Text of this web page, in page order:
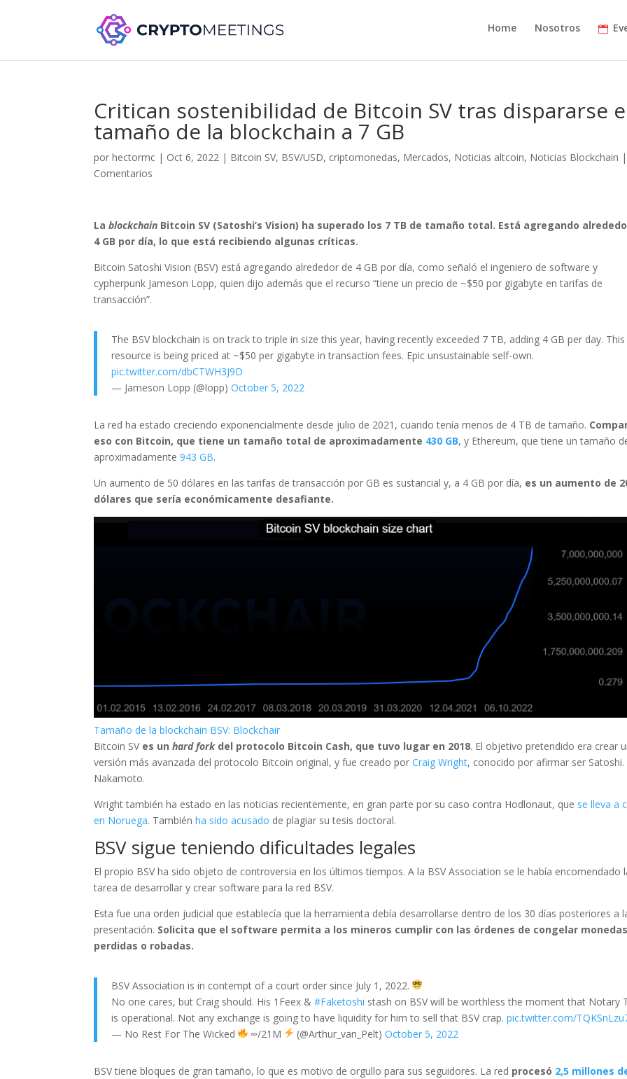
Home Nosotros
Critican sostenibilidad de Bitcoin SV tras dispararse
tamaño de la blockchain a 7 GB
porhectormc | Oct 6, 2022 | Bitcoin SV, BSV/USD, criptomonedas, Mercados, Noticias altcoin, Noticias Blockchain |
Comentarios
Lablockchain Bitcoin SV (Satoshi’s Vision) ha superado los 7 TB de tamaño total. Está agregando
4 GB por día, lo que está recibiendo algunas críticas.
Bitcoin Satoshi Vision (BSV) está agregando alrededor de 4 GB por día, como señaló el ingeniero de software y
cypherpunk Jameson Lopp, quien dijo además que el recurso “tiene un precio de ~$50 por gigabyte en tarifas de
transacción”.
The BSV blockchain is on track to triple in size this year, having recently exceeded 7 TB, adding 4 GB per day. This
resource is being priced at ~$50 per gigabyte in transaction fees. Epic unsustainable self-own.
pic.twitter.com/dbCTWH3J9D
— Jameson Lopp (@lopp)October 5, 2022
La red ha estado creciendo exponencialmente desde julio de 2021, cuando tenía menos de 4 TB de tamaño.
eso con Bitcoin, que tiene un tamaño total de aproximadamente 430 GB, y Ethereum, que tiene un tamaño
aproximadamente943 GB.
Un aumento de 50 dólares en las tarifas de transacción por GB es sustancial y, a 4 GB por día, es un aumento de
dólares que sería económicamente desafiante.
Tamaño de la blockchain BSV: Blockchair
Bitcoin SV es unhard forkdel protocolo Bitcoin Cash, que tuvo lugar en 2018. El objetivo pretendido era crear
versión más avanzada del protocolo Bitcoin original, y fue creado porCraig Wright, conocido por afirmar ser Satoshi.
Nakamoto.
Wright también ha estado en las noticias recientemente, en gran parte por su caso contra Hodlonaut, que se lleva a
en Noruega. Tambiénha sido acusado de plagiar su tesis doctoral.
BSV sigue teniendo dificultades legales
El propio BSV ha sido objeto de controversia en los últimos tiempos. A la BSV Association se le había encomendado
tarea de desarrollar y crear software para la red BSV.
Esta fue una orden judicial que establecía que la herramienta debía desarrollarse dentro de los 30 días posteriores a
presentación. Solicita que el software permita a los mineros cumplir con las órdenes de congelar monedas
perdidas o robadas.
BSV Association is in contempt of a court order since July 1, 2022.
No one cares, but Craig should. His 1Feex &#Faketoshi stash on BSV will be worthless the moment that Notary
is operational. Not any exchange is going to have liquidity for him to sell that BSV crap.pic.twitter.com/
— No Rest For The Wicked
∞/21M (@Arthur_van_Pelt)October 5, 2022
BSV tiene bloques de gran tamaño, lo que es motivo de orgullo para sus seguidores. La red procesó 2,5 millones